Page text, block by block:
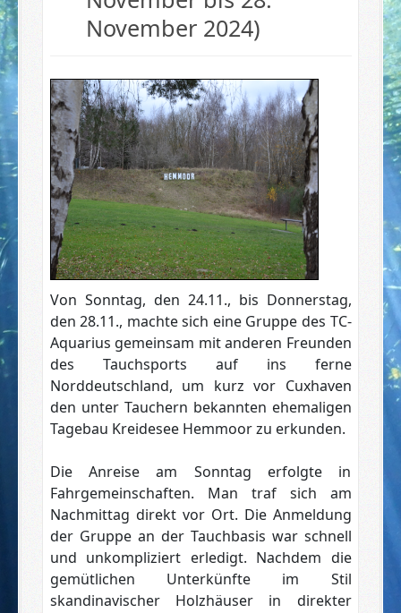
November 2024)
Von Sonntag, den 24.11., bis Donnerstag,
den 28.11., machte sich eine Gruppe des TC-
Aquarius gemeinsam mit anderen Freunden
des Tauchsports auf ins ferne
Norddeutschland, um kurz vor Cuxhaven
den unter Tauchern bekannten ehemaligen
Tagebau Kreidesee Hemmoor zu erkunden.
Die Anreise am Sonntag erfolgte in
Fahrgemeinschaften. Man traf sich am
Nachmittag direkt vor Ort. Die Anmeldung
der Gruppe an der Tauchbasis war schnell
und unkompliziert erledigt. Nachdem die
gemütlichen Unterkünfte im Stil
skandinavischer Holzhäuser in direkter